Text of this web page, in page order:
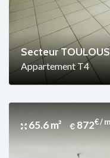
Secteur
Appartement T4
65.6 m² 872€ /